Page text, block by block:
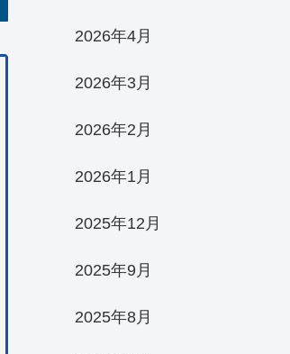
2026年4月
2026年3月
2026年2月
2026年1月
2025年12月
2025年9月
2025年8月